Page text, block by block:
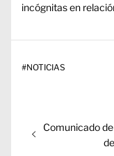
incógnitas en
#NOTICIAS
Navegación
de
Entrada
Comunicado